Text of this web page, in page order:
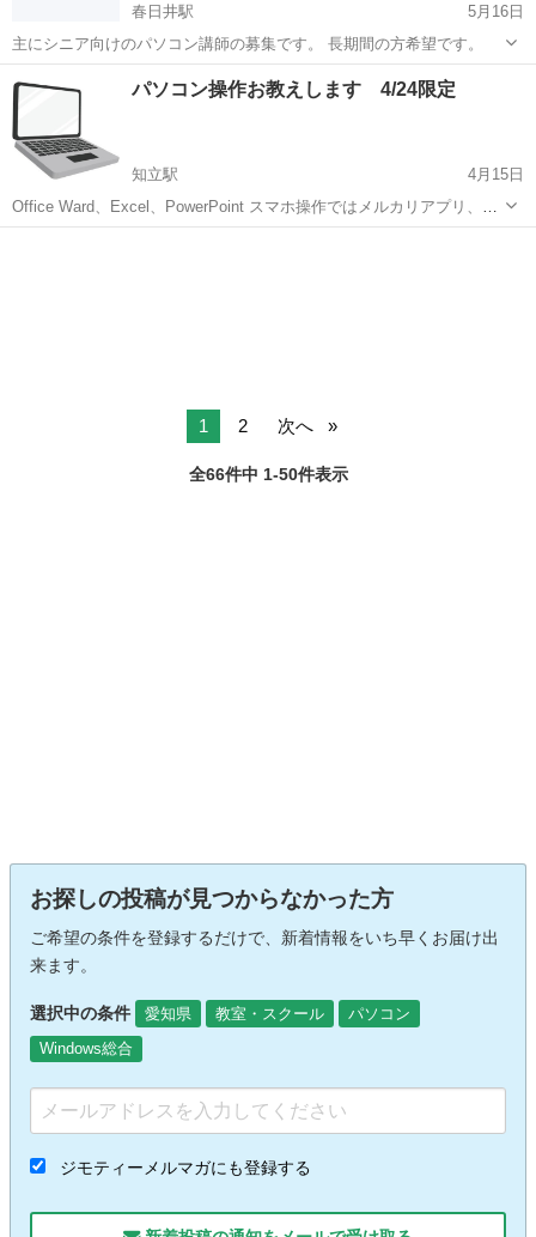
春日井駅
5月16日
主にシニア向けのパソコン講師の募集です。 長期間の方希望です。
春日井市 春日井駅 Windows総合 シニア向け
パソコン操作お教えします 4/24限定
知立駅
4月15日
Office Ward、Excel、PowerPoint スマホ操作ではメルカリアプリ、動
画編集アプリ等の使い方 1時間2500円 2時間4000円 交通費は要相談
1 2 次へ
全66件中 1-50件表示
お探しの投稿が見つからなかった方
ご希望の条件を登録するだけで、新着情報をいち早くお届け出
来ます。
選択中の条件 愛知県 教室・スクール
パソコン
Windows総合
ジモティーメルマガにも登録する